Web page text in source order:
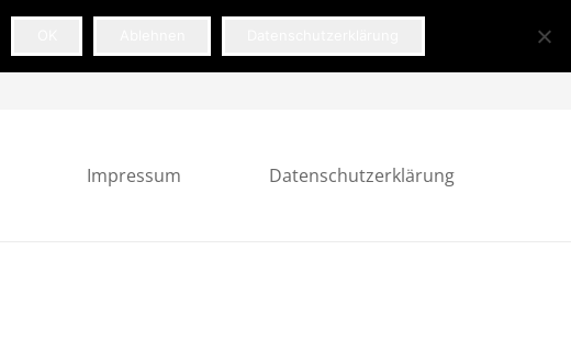
05044 88 23 55 info@steuerberater-springe.de
Impressum Datenschutzerklärung